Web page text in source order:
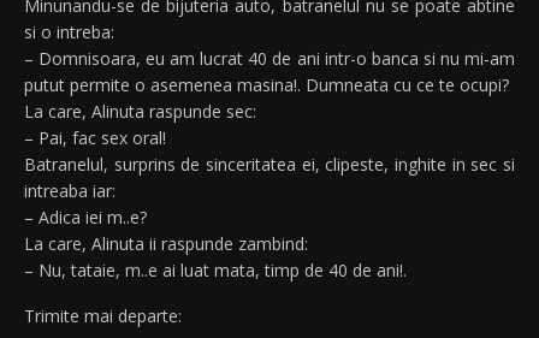
Minunandu-se de bijuteria auto, batranelul nu se poate abtine
si o intreba:
– Domnisoara, eu am lucrat 40 de ani intr-o banca si nu mi-am
putut permite o asemenea masina!. Dumneata cu ce te ocupi?
La care, Alinuta raspunde sec:
– Pai, fac sex oral!
Batranelul, surprins de sinceritatea ei, clipeste, inghite in sec si
intreaba iar:
– Adica iei m..e?
La care, Alinuta ii raspunde zambind:
– Nu, tataie, m..e ai luat mata, timp de 40 de ani!.
Trimite mai departe: